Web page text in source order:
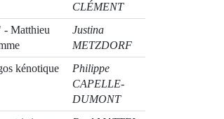
CLÉMENT
- Matthieu
Justina
METZDORF
kénotique
Philippe
CAPELLE-
DUMONT